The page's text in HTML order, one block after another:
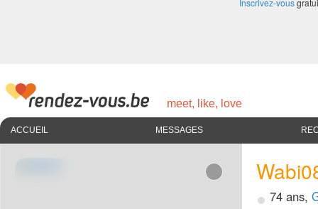
Inscrivez-vous
meet, like, love
ACCUEIL MESSAGES
• 74 ans,